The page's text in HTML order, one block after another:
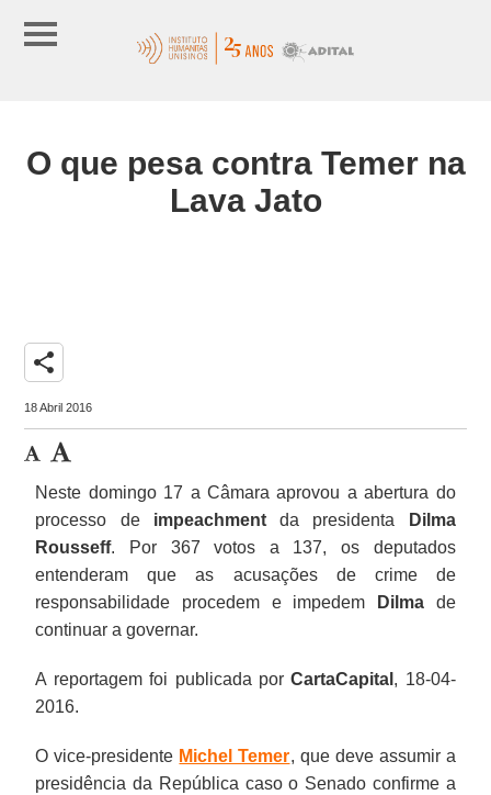
O que pesa contra Temer na
Lava Jato
share
18 Abril 2016
Neste domingo 17 a Câmara aprovou a abertura do
processo de impeachmentda presidenta
Dilma
Rousseff. Por 367 votos a 137, os deputados
entenderam que as acusações de crime de
responsabilidade procedem e impedem
Dilmade
continuar a governar.
A reportagem foi publicada porCartaCapital , 18-04-
2016.
O vice-presidente Michel Temer, que deve assumir a
presidência da República caso o Senado confirme a